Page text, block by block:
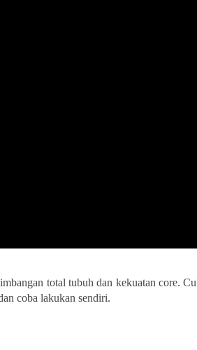
total tubuh dan kekuatan core.
coba lakukan sendiri.